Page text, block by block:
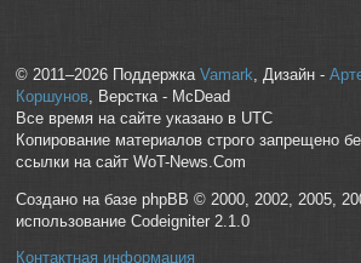
© 2011–2026 Поддержка Vamark, Дизайн -
Коршунов, Верстка - McDead
Все время на сайте указано в UTC
Копирование материалов строго запрещено
ссылки на сайт WoT-News.Com
Создано на базе phpBB © 2000, 2002, 2005,
использование Codeigniter 2.1.0
Контактная информация